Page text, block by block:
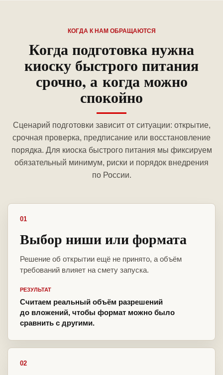
КОГДА К НАМ ОБРАЩАЮТСЯ
Когда подготовка нужна
киоску быстрого питания
срочно, а когда можно
спокойно
Сценарий подготовки зависит от ситуации: открытие,
срочная проверка, предписание или восстановление
порядка. Для киоска быстрого питания мы фиксируем
обязательный минимум, риски и порядок внедрения
по России.
01
Выбор ниши или формата
Решение об открытии ещё не принято, а объём
требований влияет на смету запуска.
РЕЗУЛЬТАТ
Считаем реальный объём разрешений
до вложений, чтобы формат можно было
сравнить с другими.
02